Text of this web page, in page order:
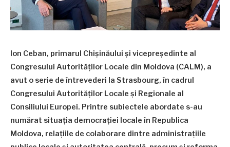
Ion Ceban, primarul Chișinăului și vicepreședinte al
Congresului Autorităților Locale din Moldova (CALM), a
avut o serie de întrevederi la Strasbourg, în cadrul
Congresului Autorităților Locale și Regionale al
Consiliului Europei. Printre subiectele abordate s-au
numărat situația democrației locale în Republica
Moldova, relațiile de colaborare dintre administrațiile